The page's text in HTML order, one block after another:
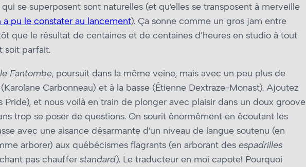
se superposent sont naturelles (et qu’elles se transposent à merveille
pu le constater au lancement). Ça sonne comme un gros jam entre
que le résultat de centaines et de centaines d’heures en studio à tout
soit parfait.
Fantombe, poursuit dans la même veine, mais avec un peu plus de
Carbonneau) et à la basse (Étienne Dextraze-Monast). Ajoutez
Pride), et nous voilà en train de plonger avec plaisir dans un doux groove
trop se poser de questions. On sourit énormément en écoutant les
avec une aisance désarmante d’un niveau de langue soutenu (en
arborer) aux québécismes flagrants (en arborant des espadrilles
pas chauffer standard). Le traducteur en moi capote! Pourquoi